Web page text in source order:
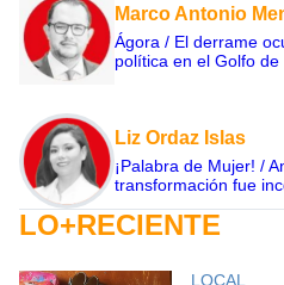
Marco Antonio
Ágora / El derrame
política en el Golfo de
Liz Ordaz Islas
¡Palabra de Mujer! /
transformación fue
LO+RECIENTE
LOCAL